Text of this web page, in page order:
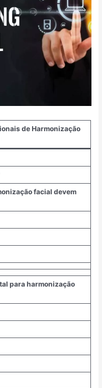
de Harmonização
facial devem
para harmonização